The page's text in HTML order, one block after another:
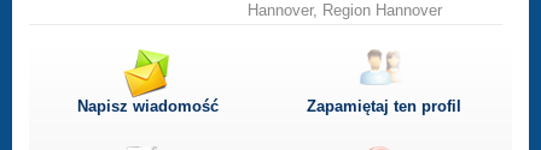
Hannover, Region Hannover
Napisz wiadomość Zapamiętaj ten profil